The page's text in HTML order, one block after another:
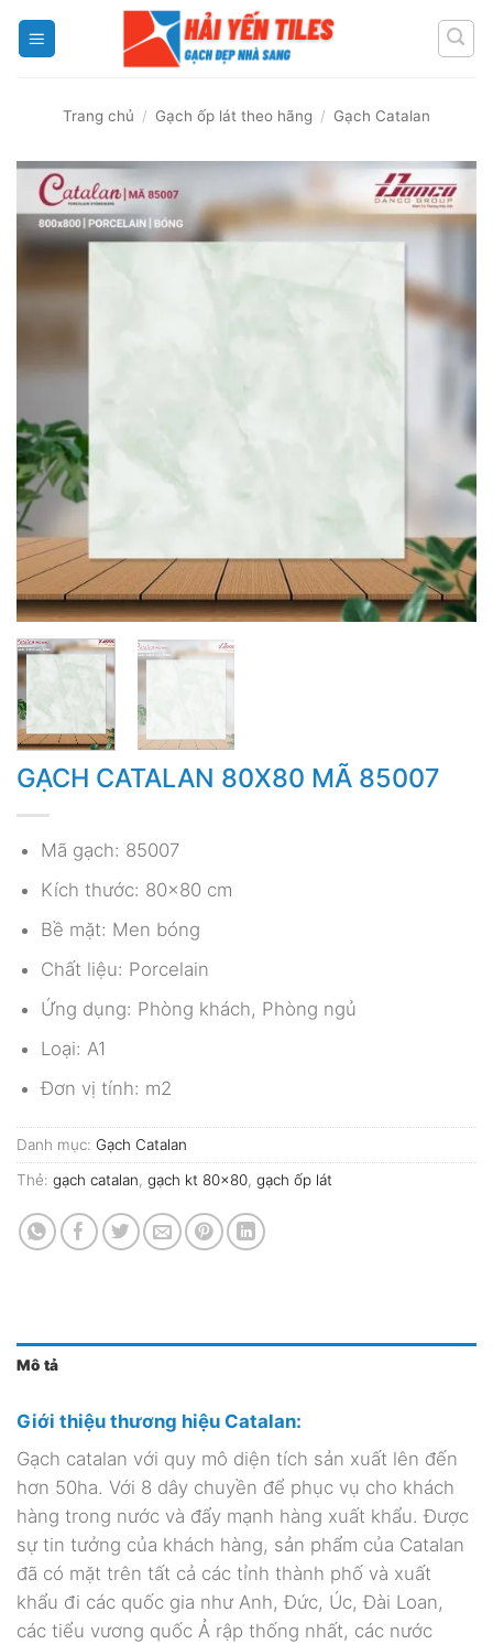
Trang chủ / Gạch ốp lát theo hãng / Gạch Catalan
GẠCH CATALAN 80X80 MÃ 85007
Mã gạch: 85007
Kích thước: 80×80 cm
Bề mặt: Men bóng
Chất liệu: Porcelain
Ứng dụng: Phòng khách, Phòng ngủ
Loại: A1
Đơn vị tính: m2
Danh mục: Gạch Catalan
Thẻ: gạch catalan, gạch kt 80x80, gạch ốp lát
Mô tả
Giới thiệu thương hiệu Catalan:
Gạch catalan với quy mô diện tích sản xuất lên đến
hơn 50ha. Với 8 dây chuyền để phục vụ cho khách
hàng trong nước và đẩy mạnh hàng xuất khẩu. Được
sự tin tưởng của khách hàng, sản phẩm của Catalan
đã có mặt trên tất cả các tỉnh thành phố và xuất
khẩu đi các quốc gia như Anh, Đức, Úc, Đài Loan,
các tiểu vương quốc Ả rập thống nhất, các nước